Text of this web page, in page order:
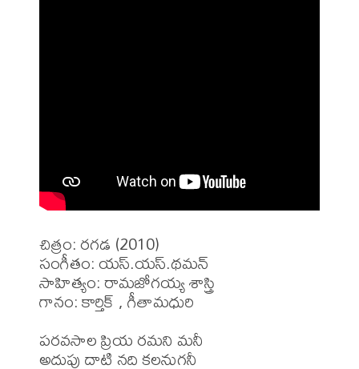
చిత్రం: రగడ (2010)
సంగీతం: యస్.యస్.థమన్
సాహిత్యం: రామజోగయ్య శాస్త్రి
గానం: కార్తిక్ , గీతామధురి
పరవసాల ప్రియ రమని మనీ
అదుపు దాటి నది కలనుగనీ